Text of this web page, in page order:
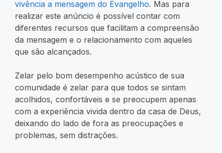
vivência a mensagem do Evangelho. Mas para
realizar este anúncio é possível contar com
diferentes recursos que facilitam a compreensão
da mensagem e o relacionamento com aqueles
que são alcançados.
Zelar pelo bom desempenho acústico de sua
comunidade é zelar para que todos se sintam
acolhidos, confortáveis e se preocupem apenas
com a experiência vivida dentro da casa de Deus,
deixando do lado de fora as preocupações e
problemas, sem distrações.